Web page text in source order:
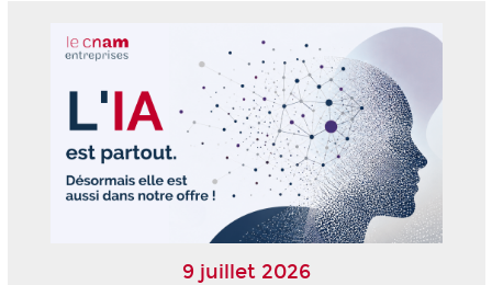
9 juillet 2026